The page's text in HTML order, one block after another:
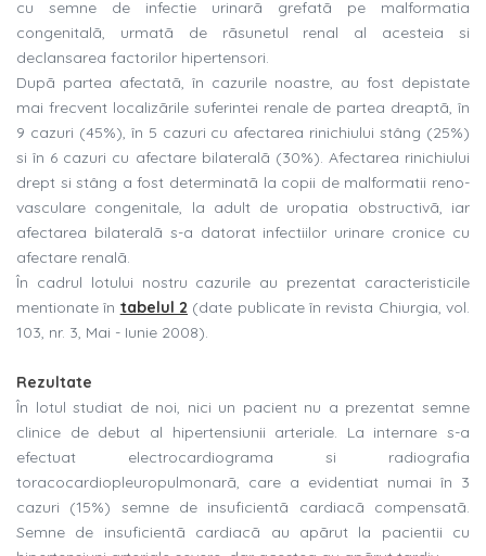
cu semne de infectie urinarã grefatã pe malformatia
congenitalã, urmatã de rãsunetul renal al acesteia si
declansarea factorilor hipertensori.
Dupã partea afectatã, în cazurile noastre, au fost depistate
mai frecvent localizãrile suferintei renale de partea dreaptã, în
9 cazuri (45%), în 5 cazuri cu afectarea rinichiului stâng (25%)
si în 6 cazuri cu afectare bilateralã (30%). Afectarea rinichiului
drept si stâng a fost determinatã la copii de malformatii reno-
vasculare congenitale, la adult de uropatia obstructivã, iar
afectarea bilateralã s-a datorat infectiilor urinare cronice cu
afectare renalã.
În cadrul lotului nostru cazurile au prezentat caracteristicile
mentionate în tabelul 2 (date publicate în revista Chiurgia, vol.
103, nr. 3, Mai - Iunie 2008).
Rezultate
În lotul studiat de noi, nici un pacient nu a prezentat semne
clinice de debut al hipertensiunii arteriale. La internare s-a
efectuat electrocardiograma si radiografia
toracocardiopleuropulmonarã, care a evidentiat numai în 3
cazuri (15%) semne de insuficientã cardiacã compensatã.
Semne de insuficientã cardiacã au apãrut la pacientii cu